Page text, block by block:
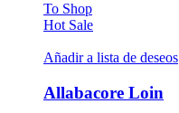
To Shop
Hot Sale
Añadir a lista de deseos
Allabacore Loin